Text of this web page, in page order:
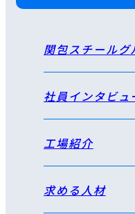
関包スチールグ
社員インタビュ
工場紹介
求める人材